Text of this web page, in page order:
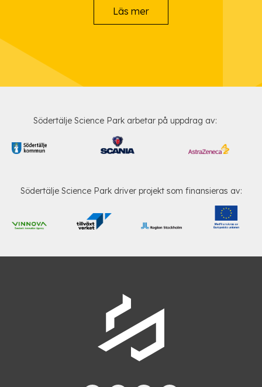
Läs mer
Södertälje Science Park arbetar på uppdrag av:
Södertälje Science Park driver projekt som finansieras av: